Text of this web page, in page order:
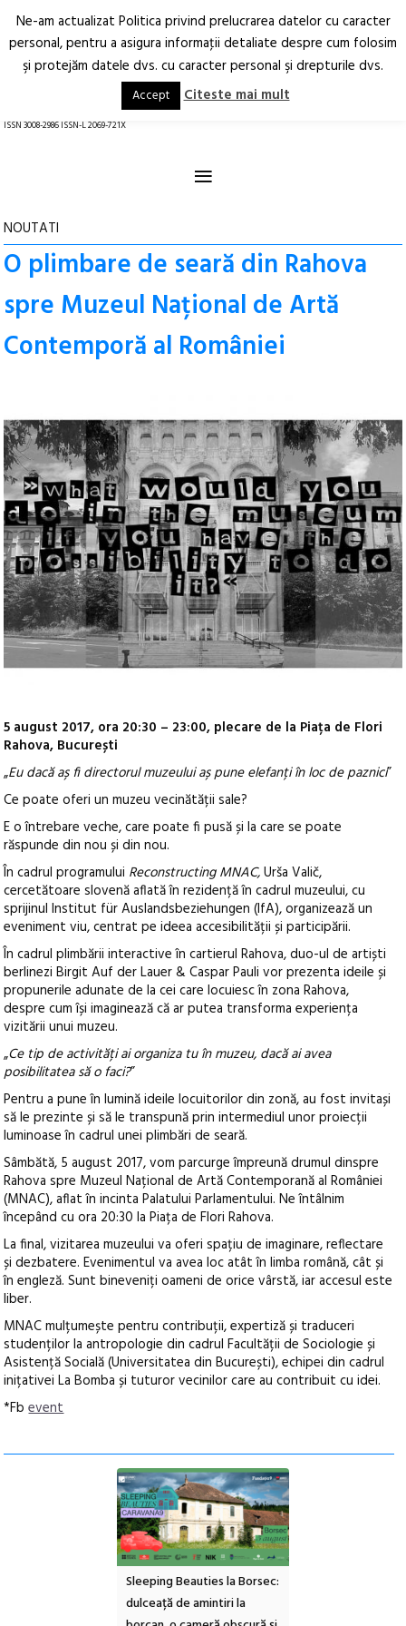
Arhitectură.
Oraș.
RO EN
ISSN 3008-2986 ISSN-L 2069-721X
≡
NOUTATI
O plimbare de seară din Rahova
spre Muzeul Național de Artă
Contemporă al României
5 august 2017, ora 20:30 – 23:00, plecare de la Piața de Flori
Rahova, București
„Eu dacă aș fi directorul muzeului aș pune elefanți în loc de paznici”
Ce poate oferi un muzeu vecinătății sale?
E o întrebare veche, care poate fi pusă și la care se poate
răspunde din nou și din nou.
În cadrul programului Reconstructing MNAC,Urša Valič,
cercetătoare slovenă aflată în rezidență în cadrul muzeului, cu
sprijinul Institut für Auslandsbeziehungen (IfA), organizează un
eveniment viu, centrat pe ideea accesibilității și participării.
În cadrul plimbării interactive în cartierul Rahova, duo-ul de artiști
berlinezi Birgit Auf der Lauer & Caspar Pauli vor prezenta ideile și
propunerile adunate de la cei care locuiesc în zona Rahova,
despre cum își imaginează că ar putea transforma experiența
vizitării unui muzeu.
„Ce tip de activități ai organiza tu în muzeu, dacă ai avea
posibilitatea să o faci?”
Pentru a pune în lumină ideile locuitorilor din zonă, au fost invitași
să le prezinte și să le transpună prin intermediul unor proiecții
luminoase în cadrul unei plimbări de seară.
Sâmbătă, 5 august 2017, vom parcurge împreună drumul dinspre
Rahova spre Muzeul Național de Artă Contemporană al României
(MNAC), aflat în incinta Palatului Parlamentului. Ne întâlnim
începând cu ora 20:30 la Piața de Flori Rahova.
La final, vizitarea muzeului va oferi spațiu de imaginare, reflectare
și dezbatere. Evenimentul va avea loc atât în limba română, cât și
în engleză. Sunt bineveniți oameni de orice vârstă, iar accesul este
liber.
MNAC mulțumește pentru contribuții, expertiză și traduceri
studenților la antropologie din cadrul Facultății de Sociologie și
Asistență Socială (Universitatea din București), echipei din cadrul
inițativei La Bomba și tuturor vecinilor care au contribuit cu idei.
*Fbevent
Sleeping Beauties la Borsec:
dulceață de amintiri la
Ne-am actualizat Politica privind prelucrarea datelor cu caracter
personal, pentru a asigura informaţii detaliate despre cum folosim
şi protejăm datele dvs. cu caracter personal şi drepturile dvs.
Accept Citeste mai mult